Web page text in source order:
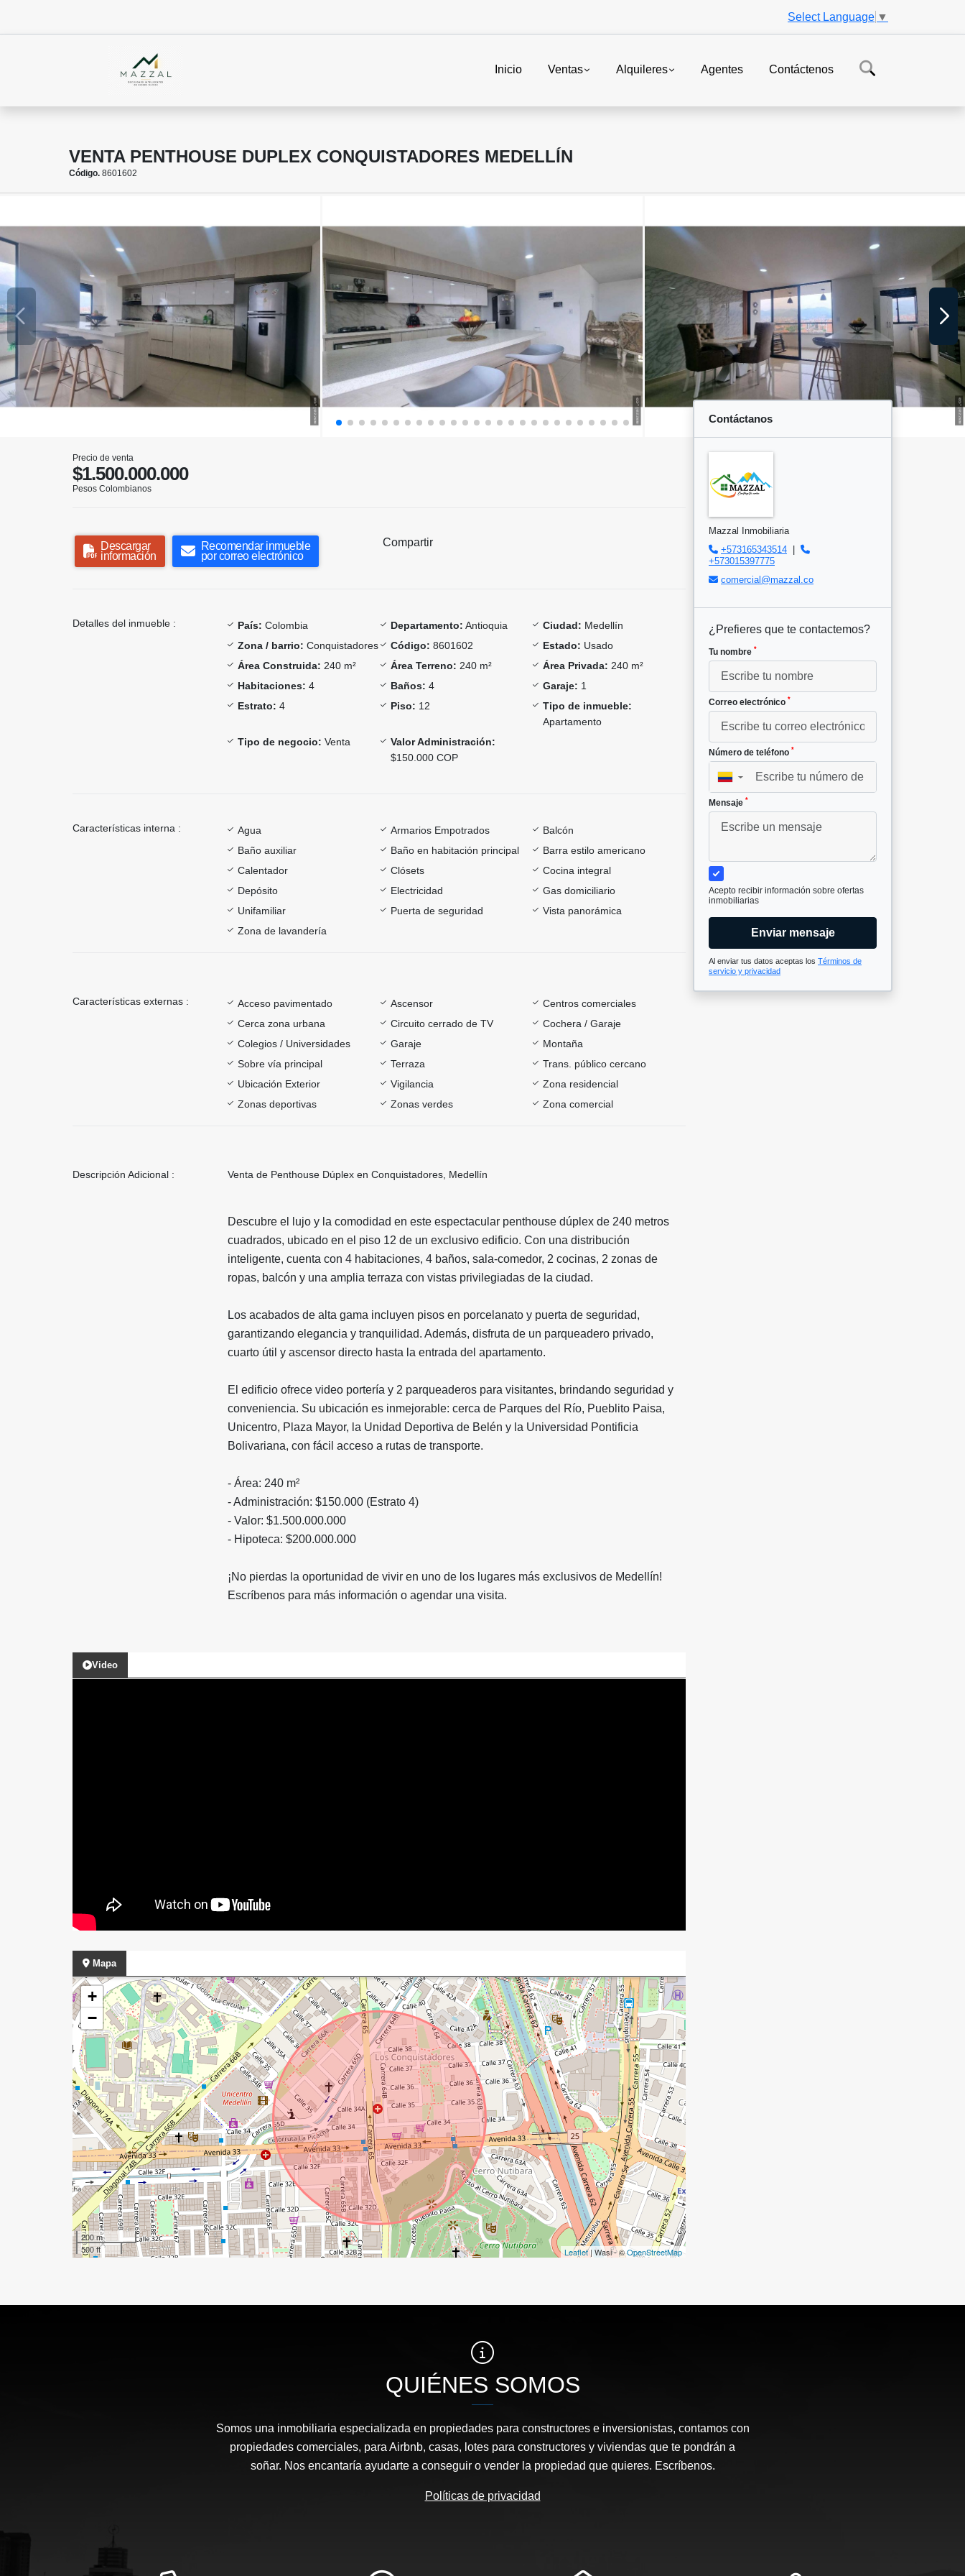
Select Language ▼
Inicio Ventas Alquileres Agentes Contáctenos
VENTA PENTHOUSE DUPLEX CONQUISTADORES MEDELLÍN
Código. 8601602
Precio de venta
$1.500.000.000
Pesos Colombianos
Descargar
información
Recomendar inmueble
por correo electrónico
Compartir
Detalles del inmueble : País: Colombia Departamento: Antioquia Ciudad: Medellín
Zona / barrio: Conquistadores Código: 8601602 Estado: Usado
Área Construida: 240 m² Área Terreno: 240 m² Área Privada: 240 m²
Habitaciones: 4 Baños: 4 Garaje: 1
Estrato: 4 Piso: 12
Tipo de inmueble:
Apartamento
Tipo de negocio: Venta
Valor Administración:
$150.000 COP
Características interna : Agua Armarios Empotrados
Balcón
Baño auxiliar
Baño en habitación principal
Barra estilo americano
Calentador
Clósets
Cocina integral
Depósito
Electricidad
Gas domiciliario
Unifamiliar
Puerta de seguridad
Vista panorámica
Zona de lavandería
Características externas : Acceso pavimentado Ascensor
Centros comerciales
Cerca zona urbana
Circuito cerrado de TV
Cochera / Garaje
Colegios / Universidades
Garaje
Montaña
Sobre vía principal
Terraza
Trans. público cercano
Ubicación Exterior
Vigilancia
Zona residencial
Zonas deportivas
Zonas verdes Zona comercial
Descripción Adicional : Venta de Penthouse Dúplex en Conquistadores, Medellín
Descubre el lujo y la comodidad en este espectacular penthouse dúplex de 240 metros
cuadrados, ubicado en el piso 12 de un exclusivo edificio. Con una distribución
inteligente, cuenta con 4 habitaciones, 4 baños, sala-comedor, 2 cocinas, 2 zonas de
ropas, balcón y una amplia terraza con vistas privilegiadas de la ciudad.
Los acabados de alta gama incluyen pisos en porcelanato y puerta de seguridad,
garantizando elegancia y tranquilidad. Además, disfruta de un parqueadero privado,
cuarto útil y ascensor directo hasta la entrada del apartamento.
El edificio ofrece video portería y 2 parqueaderos para visitantes, brindando seguridad y
conveniencia. Su ubicación es inmejorable: cerca de Parques del Río, Pueblito Paisa,
Unicentro, Plaza Mayor, la Unidad Deportiva de Belén y la Universidad Pontificia
Bolivariana, con fácil acceso a rutas de transporte.
- Área: 240 m²
- Administración: $150.000 (Estrato 4)
- Valor: $1.500.000.000
- Hipoteca: $200.000.000
¡No pierdas la oportunidad de vivir en uno de los lugares más exclusivos de Medellín!
Escríbenos para más información o agendar una visita.
Video
Mapa
+
−
200 m
500 ft
Leaflet| Wasi - ©OpenStreetMap
Contáctanos
Mazzal Inmobiliaria
+573165343514 |
+573015397775
comercial@mazzal.co
¿Prefieres que te contactemos?
Tu nombre *
Correo electrónico *
Número de teléfono *
▼
Mensaje *
Acepto recibir información sobre ofertas
inmobiliarias
Enviar mensaje
Al enviar tus datos aceptas los Términos de
servicio y privacidad
QUIÉNES SOMOS
Somos una inmobiliaria especializada en propiedades para constructores e inversionistas, contamos con
propiedades comerciales, para Airbnb, casas, lotes para constructores y viviendas que te pondrán a
soñar. Nos encantaría ayudarte a conseguir o vender la propiedad que quieres. Escríbenos.
Políticas de privacidad